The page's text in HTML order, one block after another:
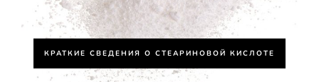
КРАТКИЕ СВЕДЕНИЯ О СТЕАРИНОВОЙ КИСЛОТЕ